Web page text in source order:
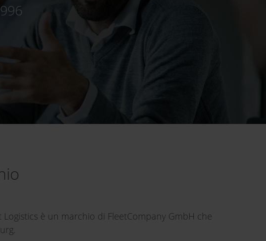
è un marchio di FleetCompany GmbH che